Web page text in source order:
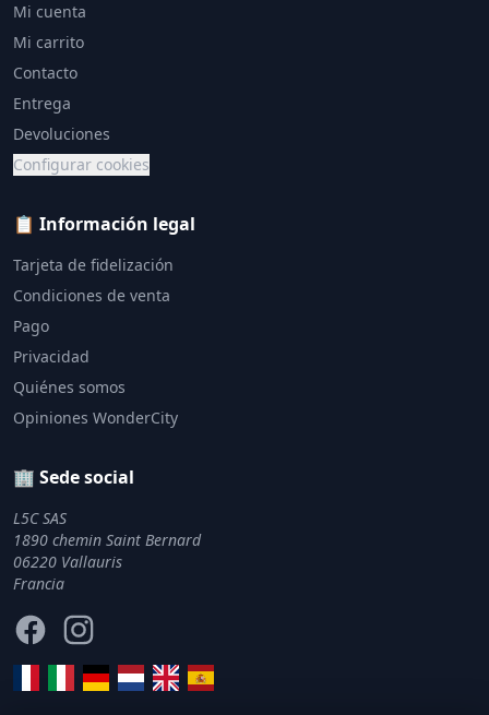
Mi cuenta
Mi carrito
Contacto
Entrega
Devoluciones
Configurar cookies
📋 Información legal
Tarjeta de fidelización
Condiciones de venta
Pago
Privacidad
Quiénes somos
Opiniones WonderCity
🏢 Sede social
L5C SAS
1890 chemin Saint Bernard
06220 Vallauris
Francia
FacebookInstagram